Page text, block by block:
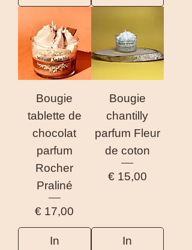
Bougie
tablette de
chocolat
parfum
Rocher
Praliné
Prijs
€ 17,00
In
Bougie
chantilly
parfum Fleur
de coton
Prijs
€ 15,00
In